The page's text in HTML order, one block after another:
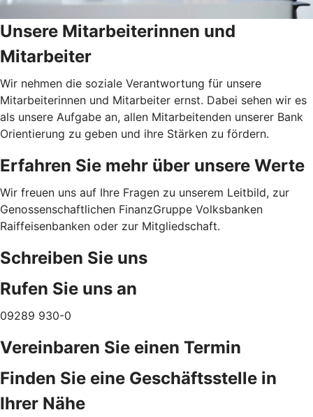
Unsere Mitarbeiterinnen und
Mitarbeiter
Wir nehmen die soziale Verantwortung für unsere
Mitarbeiterinnen und Mitarbeiter ernst. Dabei sehen wir es
als unsere Aufgabe an, allen Mitarbeitenden unserer Bank
Orientierung zu geben und ihre Stärken zu fördern.
Erfahren Sie mehr über unsere Werte
Wir freuen uns auf Ihre Fragen zu unserem Leitbild, zur
Genossenschaftlichen FinanzGruppe Volksbanken
Raiffeisenbanken oder zur Mitgliedschaft.
Schreiben Sie uns
Rufen Sie uns an
09289 930-0
Vereinbaren Sie einen Termin
Finden Sie eine Geschäftsstelle in
Ihrer Nähe